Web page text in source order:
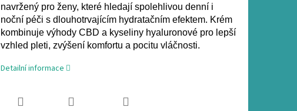
navržený pro ženy, které hledají spolehlivou denní i
noční péči s dlouhotrvajícím hydratačním efektem. Krém
kombinuje výhody CBD a kyseliny hyaluronové pro lepší
vzhled pleti, zvýšení komfortu a pocitu vláčnosti.
Detailní informace